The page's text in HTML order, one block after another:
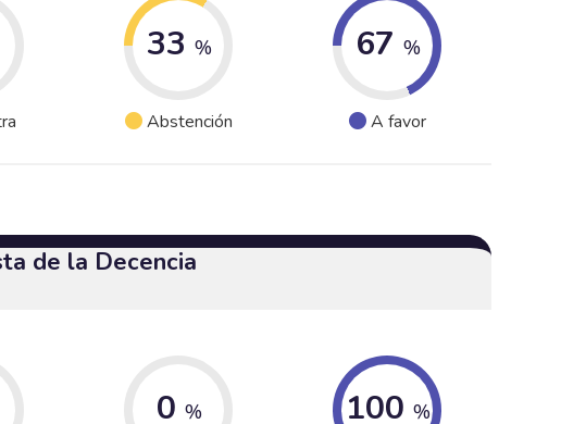
33 %
Abstención
67 %
A favor
de la Decencia
0 % 100 %